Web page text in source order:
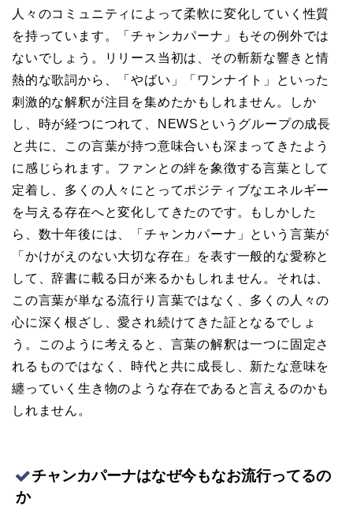
人々のコミュニティによって柔軟に変化していく性質
を持っています。「チャンカパーナ」もその例外では
ないでしょう。リリース当初は、その斬新な響きと情
熱的な歌詞から、「やばい」「ワンナイト」といった
刺激的な解釈が注目を集めたかもしれません。しか
し、時が経つにつれて、NEWSというグループの成長
と共に、この言葉が持つ意味合いも深まってきたよう
に感じられます。ファンとの絆を象徴する言葉として
定着し、多くの人々にとってポジティブなエネルギー
を与える存在へと変化してきたのです。もしかした
ら、数十年後には、「チャンカパーナ」という言葉が
「かけがえのない大切な存在」を表す一般的な愛称と
して、辞書に載る日が来るかもしれません。それは、
この言葉が単なる流行り言葉ではなく、多くの人々の
心に深く根ざし、愛され続けてきた証となるでしょ
う。このように考えると、言葉の解釈は一つに固定さ
れるものではなく、時代と共に成長し、新たな意味を
纏っていく生き物のような存在であると言えるのかも
しれません。
チャンカパーナはなぜ今もなお流行ってるの
か